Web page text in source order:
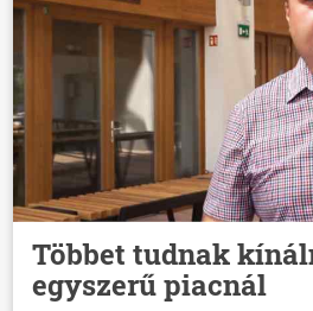
Többet tudnak
egyszerű piacnál